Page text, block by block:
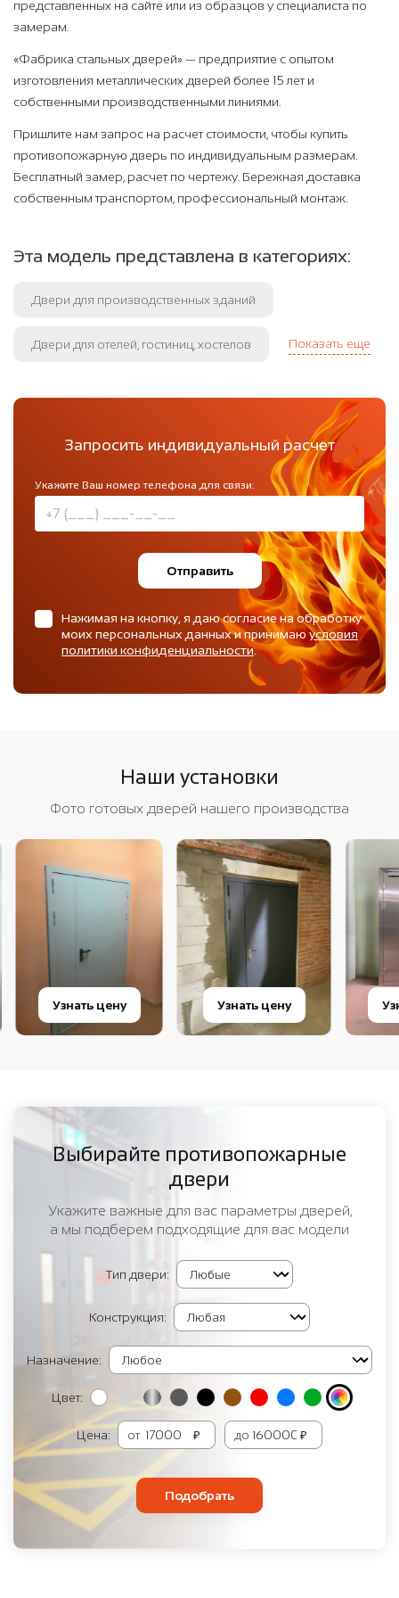
представленных на сайте или из образцов у специалиста по
замерам.
«Фабрика стальных дверей» — предприятие с опытом
изготовления металлических дверей более 15 лет и
собственными производственными линиями.
Пришлите нам запрос на расчет стоимости, чтобы купить
противопожарную дверь по индивидуальным размерам.
Бесплатный замер, расчет по чертежу. Бережная доставка
собственным транспортом, профессиональный монтаж.
Эта модель представлена в категориях:
Двери для производственных зданий
Двери для отелей, гостиниц, хостелов Показать еще
Запросить индивидуальный расчет
Укажите Ваш номер телефона для связи:
Отправить
Нажимая на кнопку, я даю согласие на обработку
моих персональных данных и принимаюусловия
политики конфиденциальности.
Наши установки
Фото готовых дверей нашего производства
Узнать цену Узнать цену
Выбирайте противопожарные
двери
Укажите важные для вас параметры дверей,
а мы подберем подходящие для вас модели
Тип двери:
Конструкция:
Назначение:
Цвет:
Цена: от ₽ до ₽
Подобрать